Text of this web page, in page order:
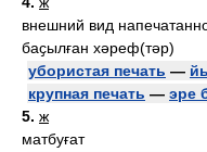
внешний вид
баҫылған хәреф(тәр)
убористая печать —
крупная печать — эре
5. ж
матбуғат